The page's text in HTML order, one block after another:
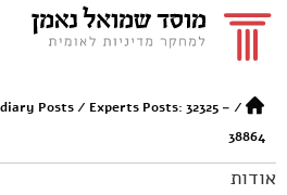
/
Posts/ Experts Posts: 32325 –
38864
אודות